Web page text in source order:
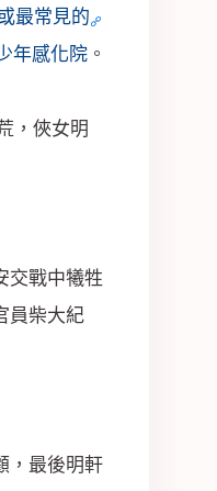
最常見的
年感化院 。
，俠女明
交戰中犧牲
員柴大紀
，最後明軒